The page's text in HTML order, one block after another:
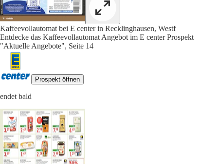
Kaffeevollautomat bei E center in Recklinghausen, Westf
Entdecke das Kaffeevollautomat Angebot im E center Prospekt
"Aktuelle Angebote", Seite 14
Prospekt öffnen
endet bald